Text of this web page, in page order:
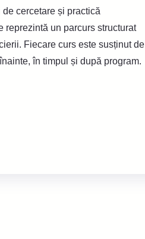
cercetare și practică
reprezintă un parcurs structurat
Fiecare curs este susținut de
în timpul și după program.